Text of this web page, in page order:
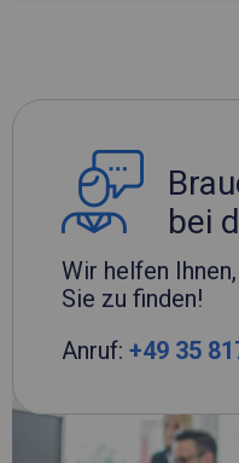
bei
Wir helfen
Sie zu finden!
Anruf: +49 35